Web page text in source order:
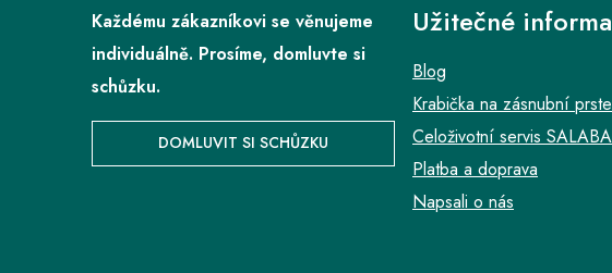
Každému zákazníkovi se věnujeme
individuálně. Prosíme, domluvte si
schůzku.
DOMLUVIT SI SCHŮZKU
Užitečné
Blog
Krabička na zásnubní
Celoživotní servis SALABA
Platba a doprava
Napsali o nás